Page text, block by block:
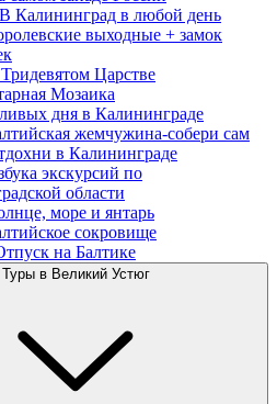
Калининград в любой день
выходные + замок
Царстве
Мозаика
дня в Калининграде
жемчужина-собери сам
в Калининграде
экскурсий по
области
море и янтарь
сокровище
на Балтике
Туры в Великий Устюг